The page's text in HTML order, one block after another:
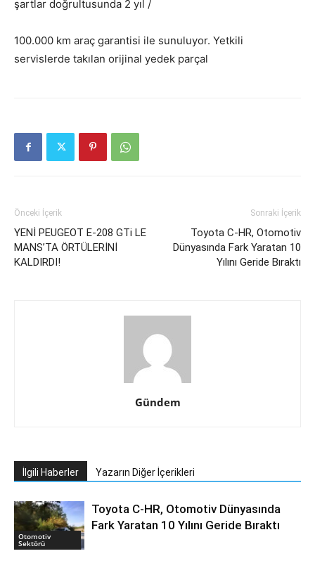
şartlar doğrultusunda 2 yıl /
100.000 km araç garantisi ile sunuluyor. Yetkili
servislerde takılan orijinal yedek parçal
Önceki İçerik
YENİ PEUGEOT E-208 GTi LE
MANS’TA ÖRTÜLERİNİ
KALDIRDI!
Sonraki İçerik
Toyota C-HR, Otomotiv
Dünyasında Fark Yaratan 10
Yılını Geride Bıraktı
Gündem
İlgili Haberler Yazarın Diğer İçerikleri
Otomotiv
Sektörü
Toyota C-HR, Otomotiv Dünyasında
Fark Yaratan 10 Yılını Geride Bıraktı